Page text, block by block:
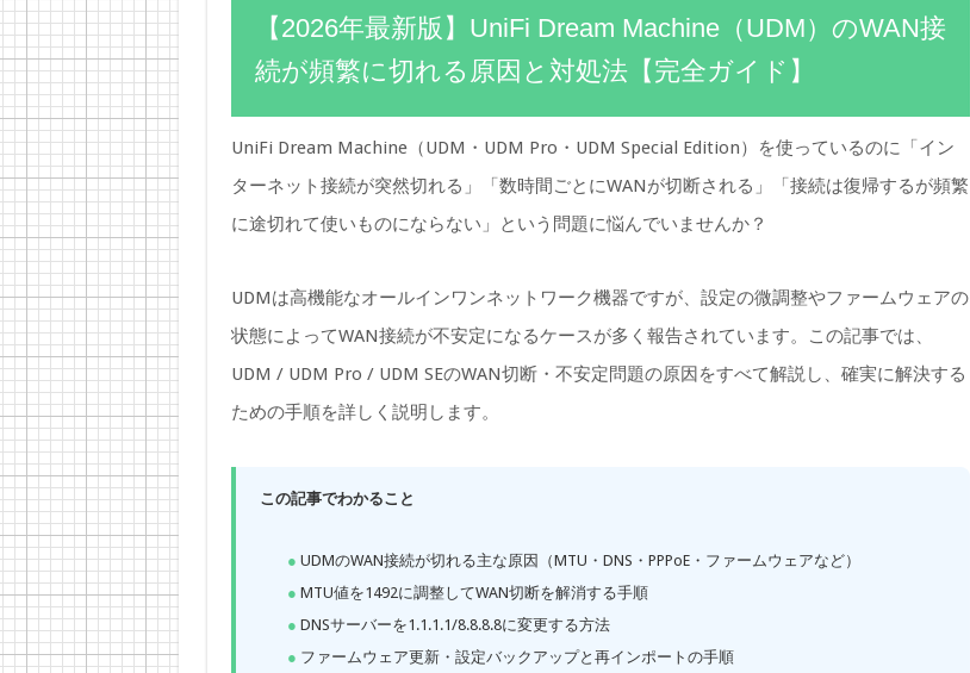
【2026年最新版】UniFi Dream Machine（UDM）のWAN接
続が頻繁に切れる原因と対処法【完全ガイド】
UniFi Dream Machine（UDM・UDM Pro・UDM Special Edition）を使っているのに「イン
ターネット接続が突然切れる」「数時間ごとにWANが切断される」「接続は復帰するが頻繁
に途切れて使いものにならない」という問題に悩んでいませんか？
UDMは高機能なオールインワンネットワーク機器ですが、設定の微調整やファームウェアの
状態によってWAN接続が不安定になるケースが多く報告されています。この記事では、
UDM / UDM Pro / UDM SEのWAN切断・不安定問題の原因をすべて解説し、確実に解決する
ための手順を詳しく説明します。
この記事でわかること
UDMのWAN接続が切れる主な原因（MTU・DNS・PPPoE・ファームウェアなど）
MTU値を1492に調整してWAN切断を解消する手順
DNSサーバーを1.1.1.1/8.8.8.8に変更する方法
ファームウェア更新・設定バックアップと再インポートの手順